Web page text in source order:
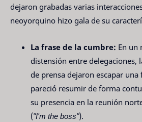
dejaron grabadas varias
neoyorquino hizo gala de su
La frase de la cumbre: En un
distensión entre delegaciones,
de prensa dejaron escapar
pareció resumir de forma
su presencia en la reunión
("I'm the boss").